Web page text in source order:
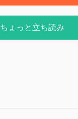
ちょっと立ち読み